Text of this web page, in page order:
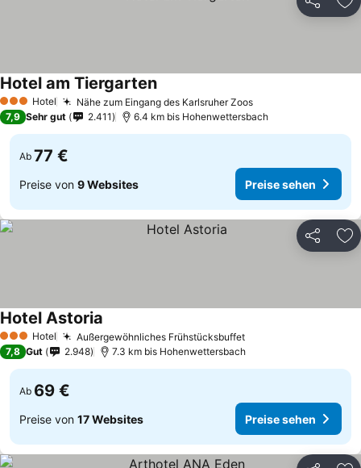
Teilen
3 SterneHotel Nähe zum Eingang des Karlsruher ZoosPreise sehen
Hotel am TiergartenPreise sehen
7,9 Sehr gut 2.411 6.4 km bis Hohenwettersbach
Ab 77 €
Preise von 9 Websites Preise sehen
Teilen
3 SterneHotel Außergewöhnliches FrühstücksbuffetPreise sehen
Hotel Astoria
7,8 Gut 2.948 7.3 km bis Hohenwettersbach
Ab 69 €
Preise von 17 Websites Preise sehen